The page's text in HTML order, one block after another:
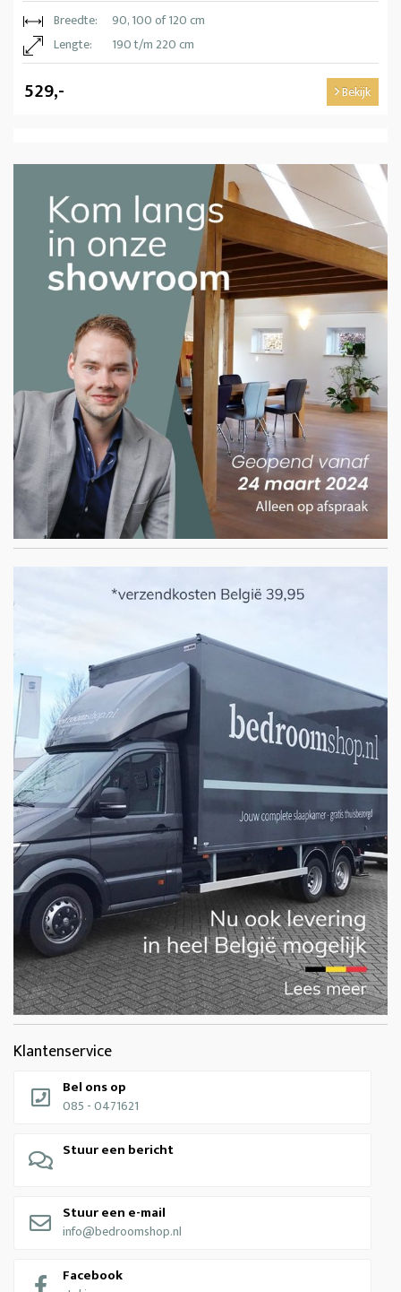
Klantenservice
Bel ons op
085 - 0471621
Stuur een bericht
Stuur een e-mail
info@bedroomshop.nl
Facebook
Breedte:
90, 100 of 120 cm
Lengte:
190 t/m 220 cm
529,- Bekijk